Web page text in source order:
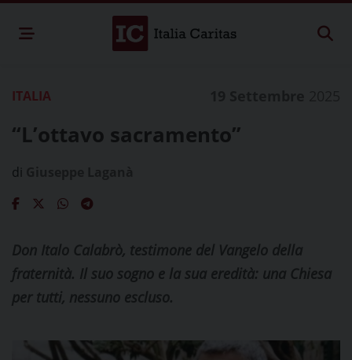
ITALIA
“L’ottavo sacramento”
di
Don Italo Calabrò, testimone del Vangelo della
fraternità. Il suo sogno e la sua eredità: una Chiesa
per tutti, nessuno escluso.